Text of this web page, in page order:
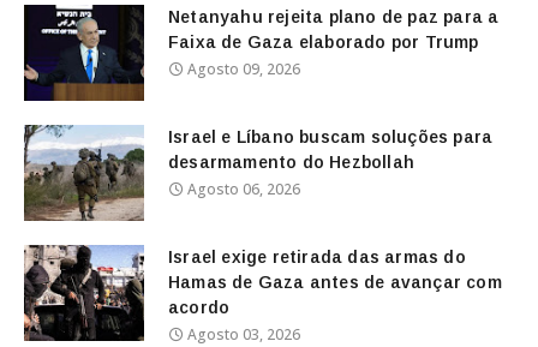
Netanyahu rejeita plano de paz para a
Faixa de Gaza elaborado por Trump
Agosto 09, 2026
Israel e Líbano buscam soluções para
desarmamento do Hezbollah
Agosto 06, 2026
Israel exige retirada das armas do
Hamas de Gaza antes de avançar com
acordo
Agosto 03, 2026